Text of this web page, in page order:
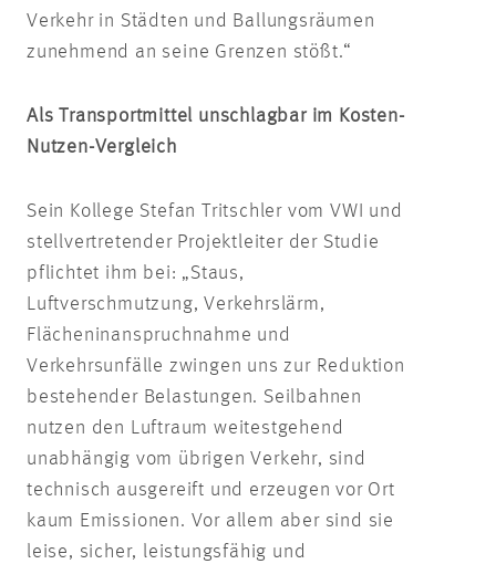
Verkehr in Städten und Ballungsräumen
zunehmend an seine Grenzen stößt.“
Als Transportmittel unschlagbar im Kosten-
Nutzen-Vergleich
Sein Kollege Stefan Tritschler vom VWI und
stellvertretender Projektleiter der Studie
pflichtet ihm bei: „Staus,
Luftverschmutzung, Verkehrslärm,
Flächeninanspruchnahme und
Verkehrsunfälle zwingen uns zur Reduktion
bestehender Belastungen. Seilbahnen
nutzen den Luftraum weitestgehend
unabhängig vom übrigen Verkehr, sind
technisch ausgereift und erzeugen vor Ort
kaum Emissionen. Vor allem aber sind sie
leise, sicher, leistungsfähig und